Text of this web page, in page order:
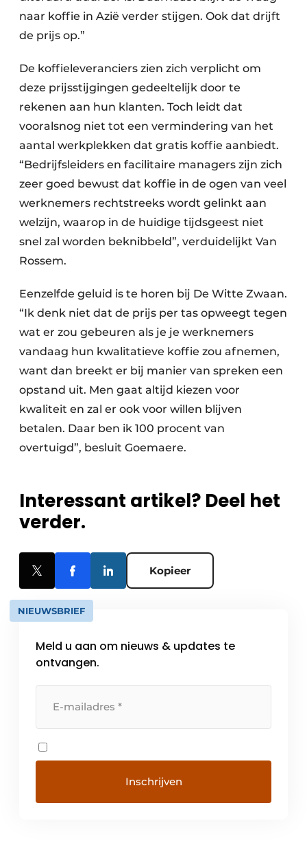
naar koffie in Azië verder stijgen. Ook dat drijft
de prijs op.”
De koffieleveranciers zien zich verplicht om
deze prijsstijgingen gedeeltelijk door te
rekenen aan hun klanten. Toch leidt dat
vooralsnog niet tot een vermindering van het
aantal werkplekken dat gratis koffie aanbiedt.
“Bedrijfsleiders en facilitaire managers zijn zich
zeer goed bewust dat koffie in de ogen van veel
werknemers rechtstreeks wordt gelinkt aan
welzijn, waarop in de huidige tijdsgeest niet
snel zal worden beknibbeld”, verduidelijkt Van
Rossem.
Eenzelfde geluid is te horen bij De Witte Zwaan.
“Ik denk niet dat de prijs per tas opweegt tegen
wat er zou gebeuren als je je werknemers
vandaag hun kwalitatieve koffie zou afnemen,
want dan breekt er bij manier van spreken een
opstand uit. Men gaat altijd kiezen voor
kwaliteit en zal er ook voor willen blijven
betalen. Daar ben ik 100 procent van
overtuigd”, besluit Goemaere.
Interessant artikel? Deel het
verder.
Kopieer
NIEUWSBRIEF
Meld u aan om nieuws & updates te
ontvangen.